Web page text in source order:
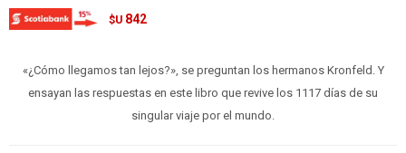
$U 842
«¿Cómo llegamos tan lejos?», se preguntan los hermanos Kronfeld. Y
ensayan las respuestas en este libro que revive los 1117 días de su
singular viaje por el mundo.